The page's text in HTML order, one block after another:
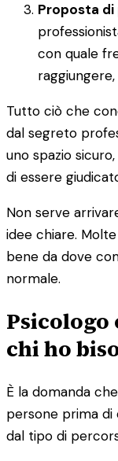
Proposta
con quale
Tutto ciò che
dal segreto
uno spazio
di essere
Non serve
idee chiare.
bene da dove
normale.
chi ho
È la domanda
persone prima di
dal tipo di